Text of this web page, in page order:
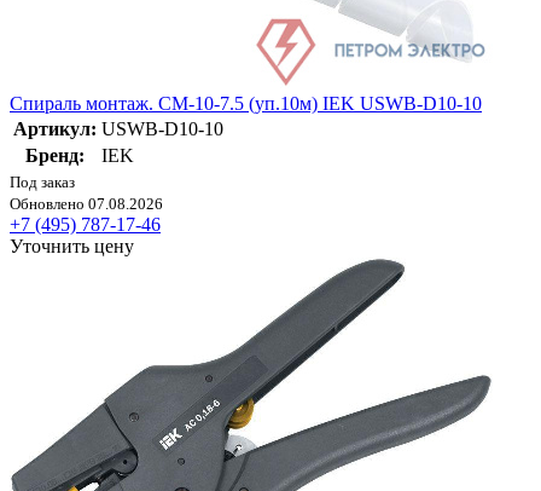
Спираль монтаж. СМ-10-7.5 (уп.10м) IEK USWB-D10-10
Артикул: USWB-D10-10
Бренд:
IEK
Под заказ
Обновлено 07.08.2026
+7 (495) 787-17-46
Уточнить цену